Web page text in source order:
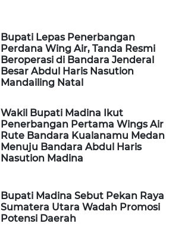
Bupati Lepas Penerbangan
Perdana Wing Air, Tanda Resmi
Beroperasi di Bandara Jenderal
Besar Abdul Haris Nasution
Mandailing Natal
Wakil Bupati Madina Ikut
Penerbangan Pertama Wings Air
Rute Bandara Kualanamu Medan
Menuju Bandara Abdul Haris
Nasution Madina
Bupati Madina Sebut Pekan Raya
Sumatera Utara Wadah Promosi
Potensi Daerah